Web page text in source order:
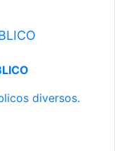
diversos.